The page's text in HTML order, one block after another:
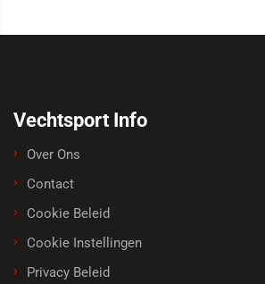
Vechtsport Info
Over Ons
Contact
Cookie Beleid
Cookie Instellingen
Privacy Beleid